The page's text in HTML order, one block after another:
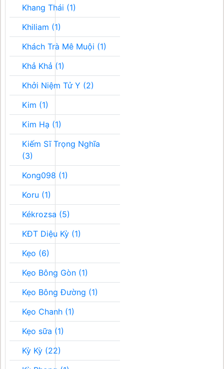
Khang Thái (1)
Khiliam (1)
Khách Trà Mê Muội (1)
Khả Khả (1)
Khởi Niệm Tử Y (2)
Kim (1)
Kim Hạ (1)
Kiếm Sĩ Trọng Nghĩa
(3)
Kong098 (1)
Koru (1)
Kékrozsa (5)
KĐT Diệu Kỳ (1)
Kẹo (6)
Kẹo Bông Gòn (1)
Kẹo Bông Đường (1)
Kẹo Chanh (1)
Kẹo sữa (1)
Kỳ Kỳ (22)